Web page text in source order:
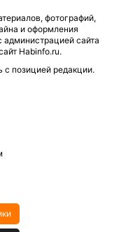
фотографий,
и оформления
администрацией сайта
Habinfo.ru.
с позицией редакции.